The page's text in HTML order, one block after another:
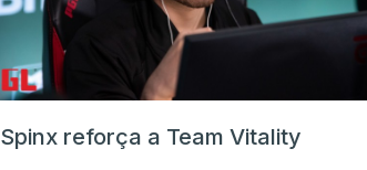
Spinx reforça a Team Vitality